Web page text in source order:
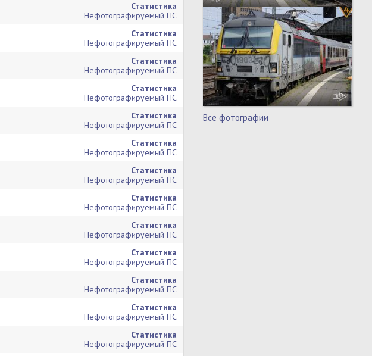
Статистика
Нефотографируемый ПС
Статистика
Нефотографируемый ПС
Статистика
Нефотографируемый ПС
Статистика
Нефотографируемый ПС
Статистика
Нефотографируемый ПС
Статистика
Нефотографируемый ПС
Статистика
Нефотографируемый ПС
Статистика
Нефотографируемый ПС
Статистика
Нефотографируемый ПС
Статистика
Нефотографируемый ПС
Статистика
Нефотографируемый ПС
Статистика
Нефотографируемый ПС
Статистика
Нефотографируемый ПС
Все фотографии